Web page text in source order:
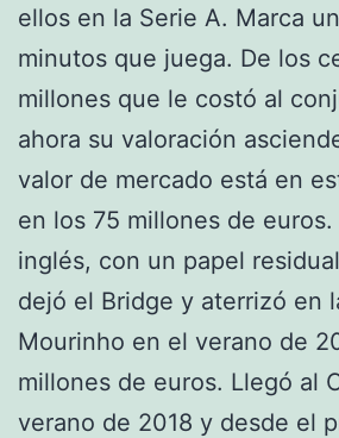
ellos en la Serie A. Marca
minutos que juega. De los
millones que le costó al
ahora su valoración
valor de mercado está en
en los 75 millones de
inglés, con un papel
dejó el Bridge y aterrizó en
Mourinho en el verano de
millones de euros. Llegó al
verano de 2018 y desde el